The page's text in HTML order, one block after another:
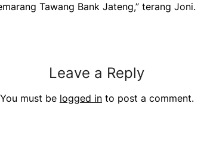
Tawang Bank Jateng,” terang Joni.
Leave a Reply
You must be logged into post a comment.